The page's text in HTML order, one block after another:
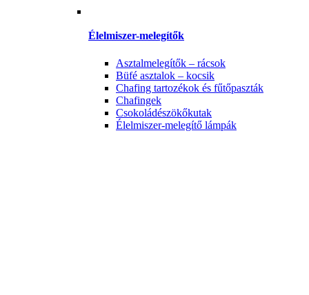
Élelmiszer-melegítők
Asztalmelegítők – rácsok
Büfé asztalok – kocsik
Chafing tartozékok és fűtőpaszták
Chafingek
Csokoládészökőkutak
Élelmiszer-melegítő lámpák